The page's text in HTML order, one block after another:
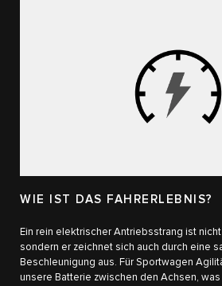
WIE IST DAS FAHRERLEBNIS?
Ein rein elektrischer Antriebsstrang ist
sondern er zeichnet sich auch durch eine
Beschleunigung aus.​ Für Sportwagen
unsere Batterie zwischen den Achsen,